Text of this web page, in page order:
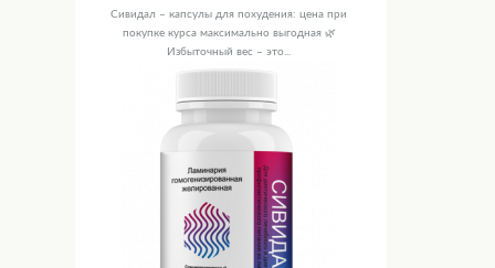
Сивидал – капсулы для похудения: цена при
покупке курса максимально выгодная 🌿
Избыточный вес – это...